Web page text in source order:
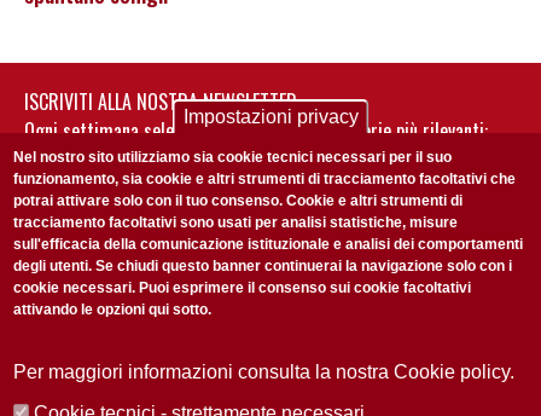
ISCRIVITI ALLA NOSTRA NEWSLETTER
Ogni settimana selezioniamo per te nostre storie più rilevanti:
non perderti gli aggiornamenti della nostra newsletter
Accetto laPrivacy Policy
Impostazioni privacy
Nel nostro sito utilizziamo sia cookie tecnici necessari per il suo
funzionamento, sia cookie e altri strumenti di tracciamento facoltativi che
potrai attivare solo con il tuo consenso. Cookie e altri strumenti di
tracciamento facoltativi sono usati per analisi statistiche, misure
sull'efficacia della comunicazione istituzionale e analisi dei comportamenti
degli utenti. Se chiudi questo banner continuerai la navigazione solo con i
cookie necessari. Puoi esprimere il consenso sui cookie facoltativi
attivando le opzioni qui sotto.
Per maggiori informazioni consulta la nostra Cookie policy.